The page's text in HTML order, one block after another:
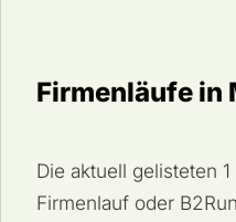
Firmenläufe in
Die aktuell gelisteten
Firmenlauf oder